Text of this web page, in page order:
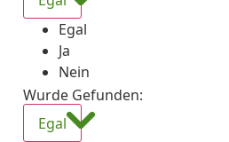
Egal
Ja
Nein
Wurde Gefunden:
Egal